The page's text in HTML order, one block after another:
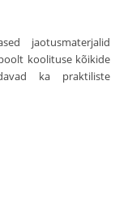
jaotusmaterjalid
koolituse kõikide
ka praktiliste